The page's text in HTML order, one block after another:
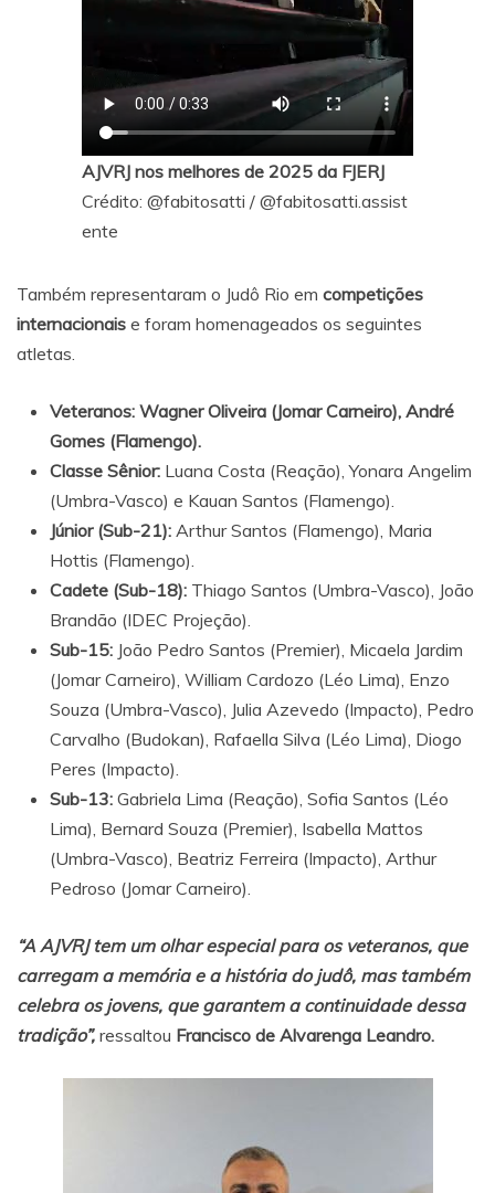
AJVRJ nos melhores de 2025 da FJERJ
Crédito: @fabitosatti / @fabitosatti.assist
ente
Também representaram o Judô Rio em competições
internacionais e foram homenageados os seguintes
atletas.
Veteranos: Wagner Oliveira (Jomar Carneiro), André
Gomes (Flamengo).
Classe Sênior: Luana Costa (Reação), Yonara Angelim
(Umbra-Vasco) e Kauan Santos (Flamengo).
Júnior (Sub-21): Arthur Santos (Flamengo), Maria
Hottis (Flamengo).
Cadete (Sub-18): Thiago Santos (Umbra-Vasco), João
Brandão (IDEC Projeção).
Sub-15: João Pedro Santos (Premier), Micaela Jardim
(Jomar Carneiro), William Cardozo (Léo Lima), Enzo
Souza (Umbra-Vasco), Julia Azevedo (Impacto), Pedro
Carvalho (Budokan), Rafaella Silva (Léo Lima), Diogo
Peres (Impacto).
Sub-13: Gabriela Lima (Reação), Sofia Santos (Léo
Lima), Bernard Souza (Premier), Isabella Mattos
(Umbra-Vasco), Beatriz Ferreira (Impacto), Arthur
Pedroso (Jomar Carneiro).
“A AJVRJ tem um olhar especial para os veteranos, que
carregam a memória e a história do judô, mas também
celebra os jovens, que garantem a continuidade dessa
tradição”, ressaltou Francisco de Alvarenga Leandro.